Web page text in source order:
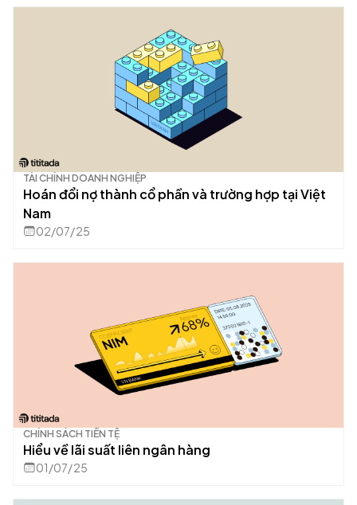
TÀI CHÍNH DOANH NGHIỆP
Hoán đổi nợ thành cổ phần và trường hợp tại Việt
Nam
02/07/25
CHÍNH SÁCH TIỀN TỆ
Hiểu về lãi suất liên ngân hàng
01/07/25